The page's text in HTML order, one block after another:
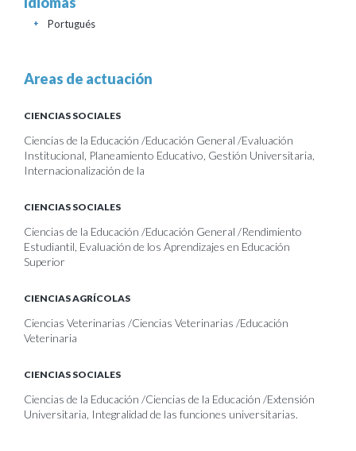
Portugués
+
Areas de actuación
CIENCIAS SOCIALES
Ciencias de la Educación /Educación General /Evaluación
Institucional, Planeamiento Educativo, Gestión Universitaria,
Internacionalización de la
CIENCIAS SOCIALES
Ciencias de la Educación /Educación General /Rendimiento
Estudiantil, Evaluación de los Aprendizajes en Educación
Superior
CIENCIAS AGRÍCOLAS
Ciencias Veterinarias /Ciencias Veterinarias /Educación
Veterinaria
CIENCIAS SOCIALES
Ciencias de la Educación /Ciencias de la Educación /Extensión
Universitaria, Integralidad de las funciones universitarias.